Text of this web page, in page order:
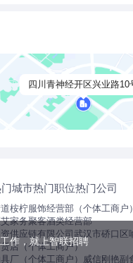
四川青神经开区兴业路10
城市热门职位热门公司
桉柠服饰经营部（个体工商户）
家务聚客酒类经营部
供应链有限公司武汉市硚口区
店（个体工商户）
厂（个体工商户） 威信刚艳副
作，就上智联招聘